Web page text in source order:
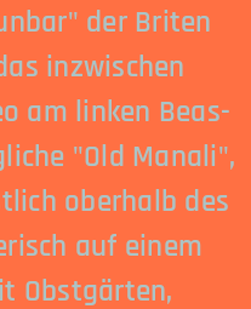
der Briten
inzwischen
am linken Beas-
"Old Manali",
oberhalb des
auf einem
Obstgärten,